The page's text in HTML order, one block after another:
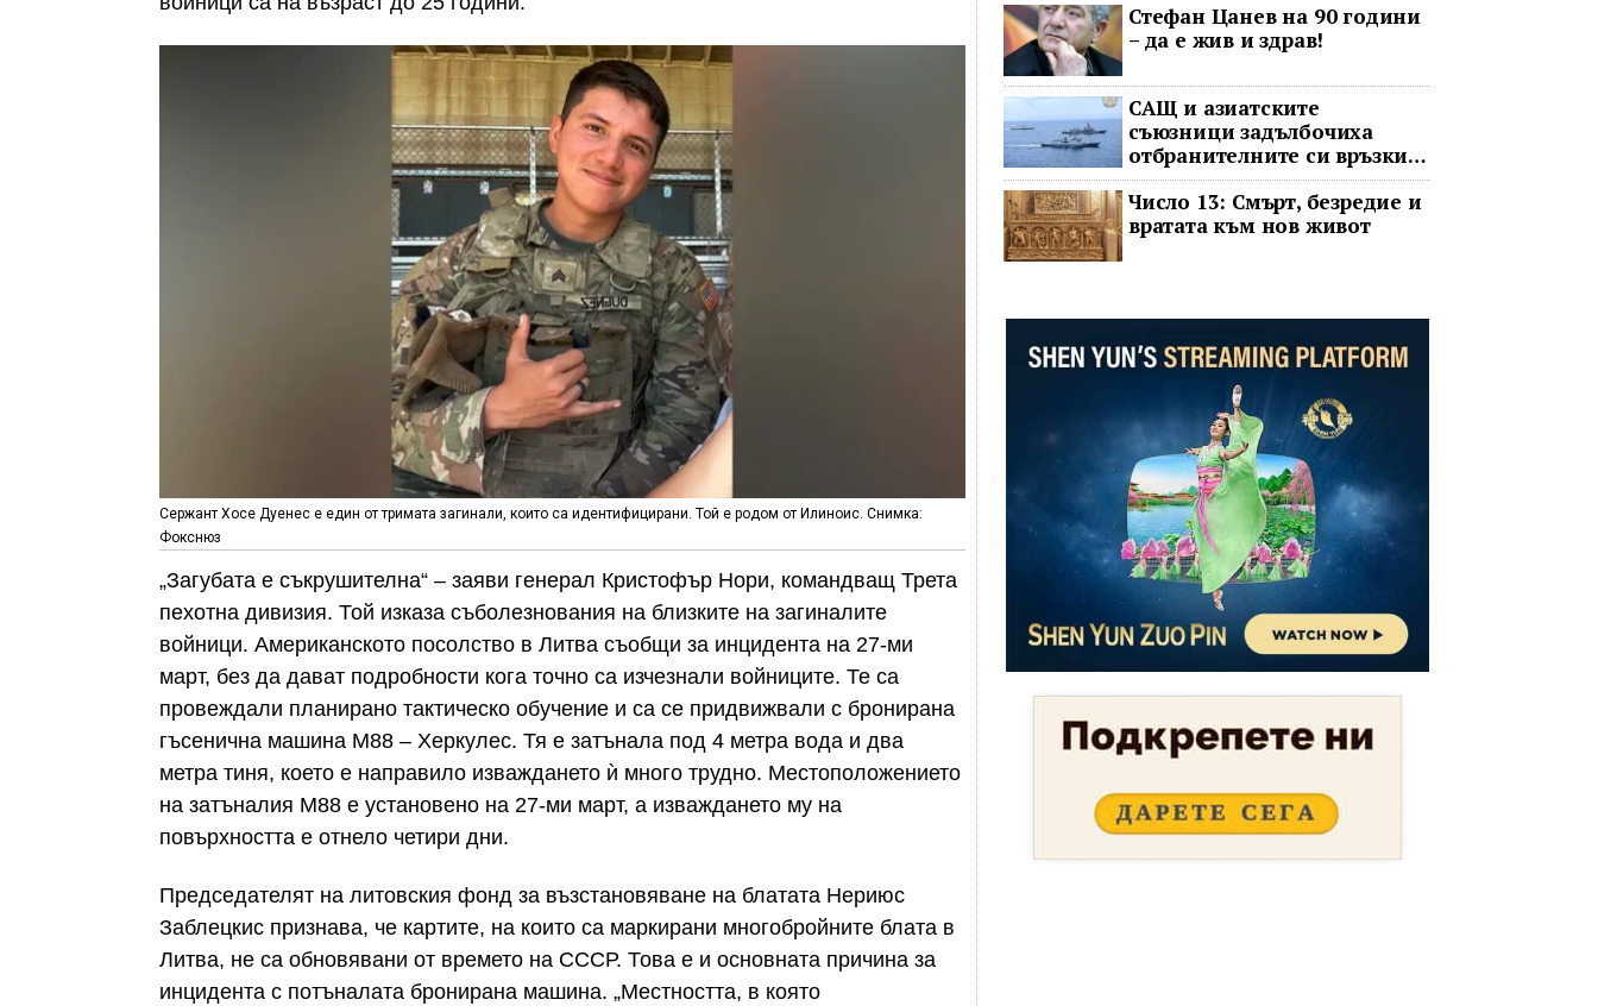
Сержант Хосе Дуенес е един от тримата загинали, които са идентифицирани. Той е родом от Илиноис. Снимка:
Фокснюз
„Загубата е съкрушителна“ – заяви генерал Кристофър Нори, командващ Трета
пехотна дивизия. Той изказа съболезнования на близките на загиналите
войници. Американското посолство в Литва съобщи за инцидента на 27-ми
март, без да дават подробности кога точно са изчезнали войниците. Те са
провеждали планирано тактическо обучение и са се придвижвали с бронирана
гъсенична машина М88 – Херкулес. Тя е затънала под 4 метра вода и два
метра тиня, което е направило изваждането ѝ много трудно. Местоположението
на затъналия М88 е установено на 27-ми март, а изваждането му на
повърхността е отнело четири дни.
Председателят на литовския фонд за възстановяване на блатата Нериюс
Заблецкис признава, че картите, на които са маркирани многобройните блата в
Литва, не са обновявани от времето на СССР. Това е и основната причина за
инцидента с потъналата бронирана машина. „Местността, в която
език
Стефан Цанев на 90 години
– да е жив и здрав!
САЩ и азиатските
съюзници задълбочиха
отбранителните си връзки
срещу Китай
Число 13: Смърт, безредие и
вратата към нов живот